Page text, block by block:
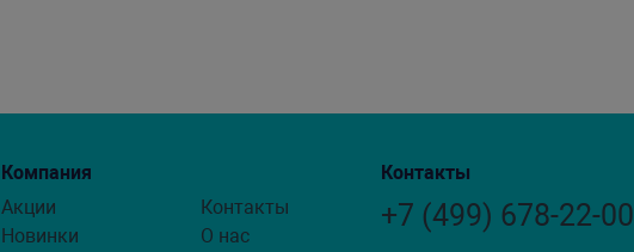
Компания
Акции
Новинки
Контакты
О нас
Контакты
+7 (499) 678-22-00